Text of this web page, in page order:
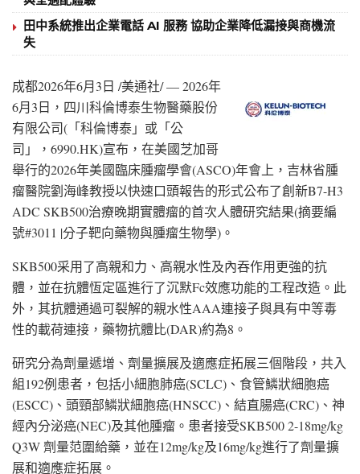
田中系統推出企業電話 AI 服務 協助企業降低漏接與商機流
失
成都2026年6月3日 /美通社/ — 2026年
6月3日，四川科倫博泰生物醫藥股份
有限公司(「科倫博泰」或「公
司」，6990.HK)宣布，在美國芝加哥
舉行的2026年美國臨床腫瘤學會(ASCO)年會上，吉林省腫
瘤醫院劉海峰教授以快速口頭報告的形式公布了創新B7-H3
ADC SKB500治療晚期實體瘤的首次人體研究結果(摘要編
號#3011 |分子靶向藥物與腫瘤生物學)。
SKB500采用了高親和力、高親水性及內吞作用更強的抗
體，並在抗體恆定區進行了沉默Fc效應功能的工程改造。此
外，其抗體通過可裂解的親水性AAA連接子與具有中等毒
性的載荷連接，藥物抗體比(DAR)約為8。
研究分為劑量遞增、劑量擴展及適應症拓展三個階段，共入
組192例患者，包括小細胞肺癌(SCLC)、食管鱗狀細胞癌
(ESCC)、頭頸部鱗狀細胞癌(HNSCC)、結直腸癌(CRC)、神
經內分泌癌(NEC)及其他腫瘤。患者接受SKB500 2-18mg/kg
Q3W 劑量范圍給藥，並在12mg/kg及16mg/kg進行了劑量擴
展和適應症拓展。